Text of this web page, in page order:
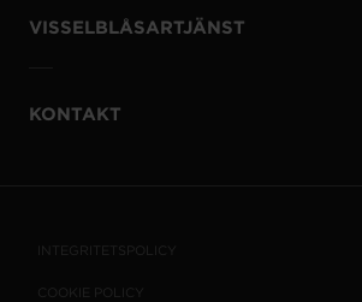
VISSELBLÅSARTJÄNST
KONTAKT
INTEGRITETSPOLICY
COOKIE POLICY